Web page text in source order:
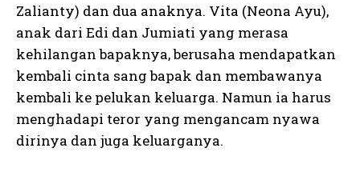
Zalianty) dan dua anaknya. Vita (Neona Ayu),
anak dari Edi dan Jumiati yang merasa
kehilangan bapaknya, berusaha mendapatkan
kembali cinta sang bapak dan membawanya
kembali ke pelukan keluarga. Namun ia harus
menghadapi teror yang mengancam nyawa
dirinya dan juga keluarganya.